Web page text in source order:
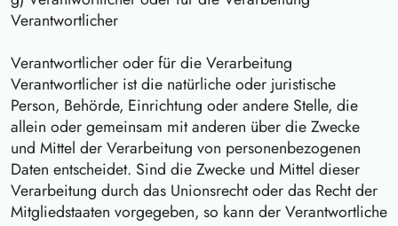
Verantwortlicher
Verantwortlicher oder für die Verarbeitung
Verantwortlicher ist die natürliche oder juristische
Person, Behörde, Einrichtung oder andere Stelle, die
allein oder gemeinsam mit anderen über die Zwecke
und Mittel der Verarbeitung von personenbezogenen
Daten entscheidet. Sind die Zwecke und Mittel dieser
Verarbeitung durch das Unionsrecht oder das Recht der
Mitgliedstaaten vorgegeben, so kann der Verantwortliche